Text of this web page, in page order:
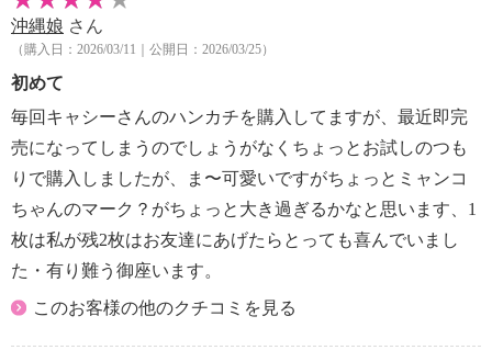
沖縄娘 さん
（購入日：2026/03/11｜公開日：2026/03/25）
初めて
毎回キャシーさんのハンカチを購入してますが、最近即完
売になってしまうのでしょうがなくちょっとお試しのつも
りで購入しましたが、ま〜可愛いですがちょっとミャンコ
ちゃんのマーク？がちょっと大き過ぎるかなと思います、1
枚は私が残2枚はお友達にあげたらとっても喜んでいまし
た・有り難う御座います。
このお客様の他のクチコミを見る